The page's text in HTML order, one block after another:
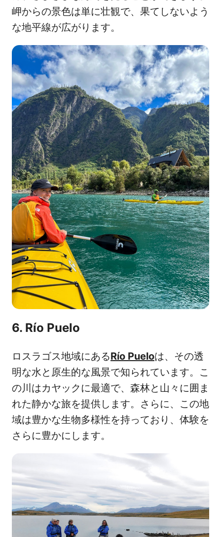
岬からの景色は単に壮観で、果てしないよう
な地平線が広がります。
6. Río Puelo
ロスラゴス地域にあるRío Pueloは、その透
明な水と原生的な風景で知られています。こ
の川はカヤックに最適で、森林と山々に囲ま
れた静かな旅を提供します。さらに、この地
域は豊かな生物多様性を持っており、体験を
さらに豊かにします。